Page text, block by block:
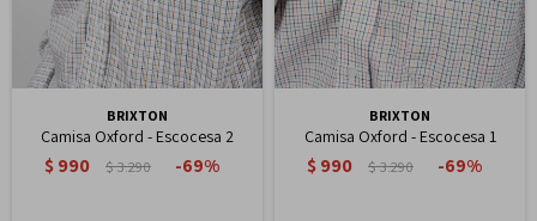
BRIXTON
Camisa Oxford - Escocesa 2
$ 990 $3.290 69
BRIXTON
Camisa Oxford - Escocesa 1
$ 990 $3.290 69